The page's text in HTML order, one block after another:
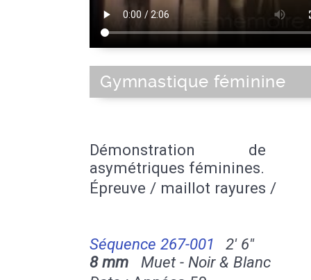
Gymnastique féminine
Démonstration de
asymétriques féminines.
Épreuve / maillot rayures /
Séquence 267-001
2' 6''
8 mm Muet - Noir & Blanc